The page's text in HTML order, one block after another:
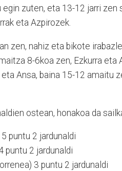
zuten, eta 13-12 jarri
eta Azpirozek.
zen, nahiz eta bikote
8-6koa zen, Ezkurra eta
Ansa, baina 15-12 amaitu
ostean, honakoa da
puntu 2 jardunaldi
puntu 2 jardunaldi
3 puntu 2 jardunaldi